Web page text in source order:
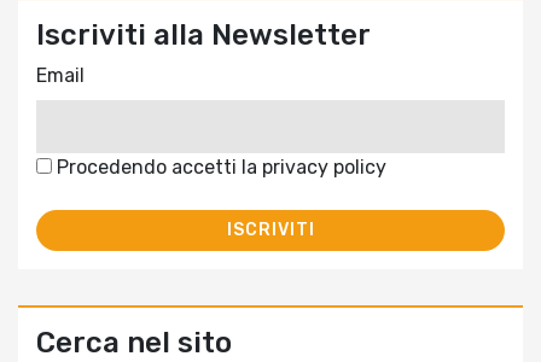
Iscriviti alla Newsletter
Email
Procedendo accetti la privacy policy
Cerca nel sito